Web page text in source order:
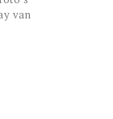
van